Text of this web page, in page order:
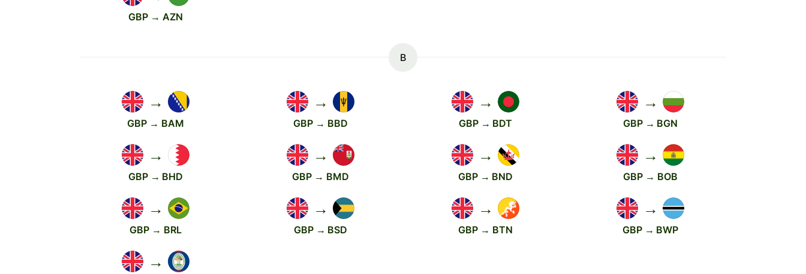
GBP → AZN
B
→
GBP → BAM
→
GBP → BBD
→
GBP → BDT
→
GBP → BGN
→
GBP → BHD
→
GBP → BMD
→
GBP → BND
→
GBP → BOB
→
GBP → BRL
→
GBP → BSD
→
GBP → BTN
→
GBP → BWP
→